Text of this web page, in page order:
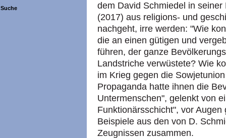
Suche
dem David Schmiedel in
(2017) aus religions- und
nachgeht, irre werden: "Wie
die an einen gütigen und
führen, der ganze
Landstriche verwüstete? Wie
im Krieg gegen die
Propaganda hatte ihnen die
Untermenschen", gelenkt von
Funktionärsschicht", vor
Beispiele aus den von D.
Zeugnissen zusammen.